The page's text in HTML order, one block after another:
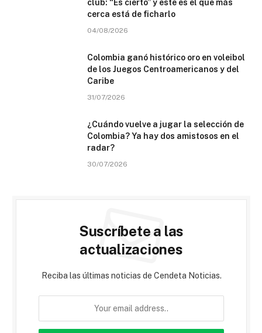
club: “Es cierto” y este es el que más
cerca está de ficharlo
04/08/2026
Colombia ganó histórico oro en voleibol
de los Juegos Centroamericanos y del
Caribe
31/07/2026
¿Cuándo vuelve a jugar la selección de
Colombia? Ya hay dos amistosos en el
radar?
30/07/2026
Suscríbete a las
actualizaciones
Reciba las últimas noticias de Cendeta Noticias.